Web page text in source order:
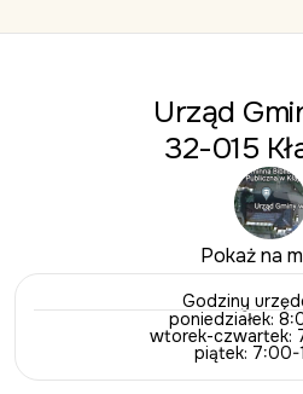
Urząd
32-015
Pokaż na
Godziny
poniedziałek:
wtorek-czwartek:
piątek: